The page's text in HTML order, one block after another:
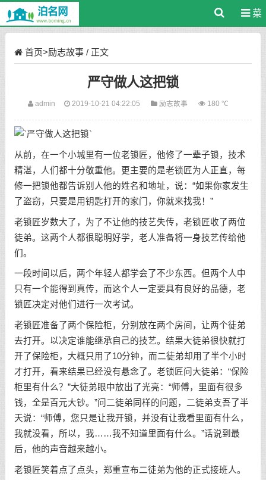
菜
首页>励志故事/ 正文
严守做人这把锁
admin 2019-10-21 04:22:05 励志故事 180 ℃
从前，在一个小城里有一位老锁匠，他修了一辈子锁，技术
精湛，人们都十分敬重他。更主要的是老锁匠为人正直，每
修一把锁他都告诉别人他的姓名和地址，说：“如果你家发生
了盗窃，只要是用钥匙打开的家门，你就来找我！”
老锁匠岁数大了，为了不让他的技艺失传，老锁匠收了两位
徒弟。这两个人都很聪明好学，老人准备将一身技艺传给他
们。
一段时间以后，两个年轻人都学会了不少东西。但两个人中
只有一个能得到真传，而这个人一定要具有良好的品德，老
锁匠决定对他们进行一次考试。
老锁匠准备了两个保险柜，分别放在两个房间，让两个徒弟
去打开。以决定谁能继承自己的技艺。结果大徒弟很快就打
开了保险柜，大概只用了10分钟，而二徒弟却用了半个小时
才打开，看来结果已经没有悬念了。老锁匠问大徒弟：“保险
柜里有什么？”大徒弟眼中放出了光亮：“师傅，里面有很多
钱，全是百元大钞。”问二徒弟同样的问题，二徒弟支吾了半
天说：“师傅，您只是让我开锁，并没有让我看里面有什么，
我就没看，所以，我……我不知道里面有什么。”话说到最
后，他的声音越来越小。
老锁匠笑着点了点头，郑重宣布二徒弟为他的正式接班人。